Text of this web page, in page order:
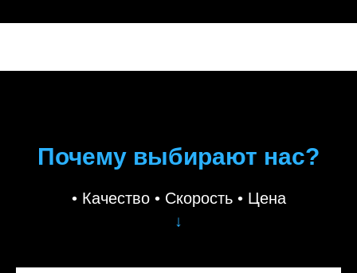
Почему выбирают нас?
• Качество • Скорость • Цена
↓